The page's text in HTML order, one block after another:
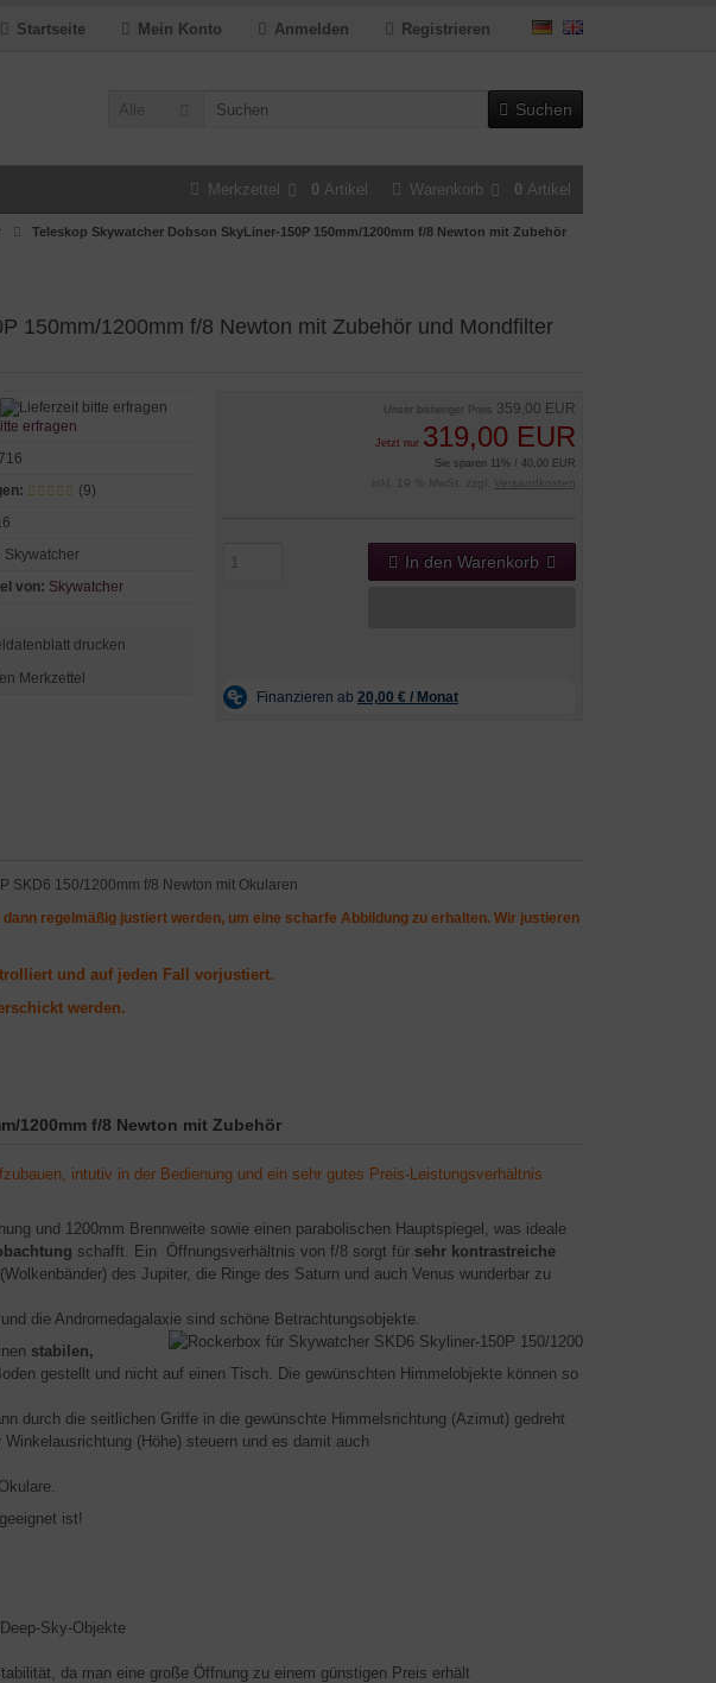
Registrieren
Anmelden
Mein Konto
Startseite
Alle Suchen
Warenkorb 0 Artikel
Merkzettel 0 Artikel
Teleskop Skywatcher Dobson SkyLiner-150P 150mm/1200mm f/8 Newton mit Zubehör
150mm/1200mm f/8 Newton mit Zubehör und Mondfilter
Unser bisheriger Preis 359,00 EUR
Jetzt nur 319,00 EUR
Sie sparen 11% / 40,00 EUR
inkl. 19 % MwSt. zzgl. Versandkosten
In den Warenkorb
erfragen
(9)
Skywatcher
von: Skywatcher
drucken
regelmäßig justiert werden, um eine scharfe Abbildung zu erhalten. Wir justieren
und auf jeden Fall vorjustiert.
werden.
1200mm f/8 Newton mit Zubehör
intutiv in der Bedienung und ein sehr gutes Preis-Leistungsverhältnis
und 1200mm Brennweite sowie einen parabolischen Hauptspiegel, was ideale
schafft. Ein Öffnungsverhältnis von f/8 sorgt für sehr kontrastreiche
des Jupiter, die Ringe des Saturn und auch Venus wunderbar zu
die Andromedagalaxie sind schöne Betrachtungsobjekte.
stabilen,
gestellt und nicht auf einen Tisch. Die gewünschten Himmelobjekte können so
durch die seitlichen Griffe in die gewünschte Himmelsrichtung (Azimut) gedreht
(Höhe) steuern und es damit auch
ist!
Sky-Objekte
da man eine große Öffnung zu einem günstigen Preis erhält